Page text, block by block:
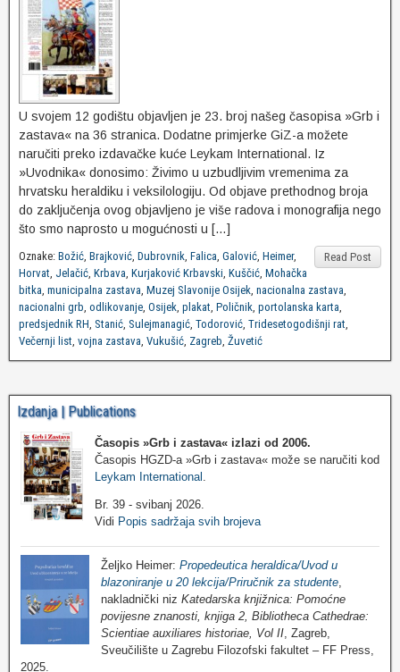
U svojem 12 godištu objavljen je 23. broj našeg časopisa »Grb i
zastava« na 36 stranica. Dodatne primjerke GiZ-a možete
naručiti preko izdavačke kuće Leykam International. Iz
»Uvodnika« donosimo: Živimo u uzbudljivim vremenima za
hrvatsku heraldiku i veksilologiju. Od objave prethodnog broja
do zaključenja ovog objavljeno je više radova i monografija nego
što smo naprosto u mogućnosti u […]
Read Post
Oznake: Božić, Brajković, Dubrovnik, Falica, Galović, Heimer,
Horvat, Jelačić, Krbava, Kurjaković Krbavski, Kuščić, Mohačka
bitka, municipalna zastava, Muzej Slavonije Osijek, nacionalna zastava,
nacionalni grb, odlikovanje, Osijek, plakat, Poličnik, portolanska karta,
predsjednik RH, Stanić, Sulejmanagić, Todorović, Tridesetogodišnji rat,
Večernji list, vojna zastava, Vukušić, Zagreb, Žuvetić
Izdanja | Publications
Časopis »Grb i zastava« izlazi od 2006.
Časopis HGZD-a »Grb i zastava« može se naručiti kod
Leykam International
Br. 39 - svibanj 2026.
Vidi Popis sadržaja svih brojeva
Željko Heimer: Propedeutica heraldica/Uvod u
blazoniranje u 20 lekcija/Priručnik za studente,
nakladnički niz Katedarska knjižnica: Pomoćne
povijesne znanosti, knjiga 2, Bibliotheca Cathedrae:
Scientiae auxiliares historiae, Vol II, Zagreb,
Sveučilište u Zagrebu Filozofski fakultet – FF Press,
2025.